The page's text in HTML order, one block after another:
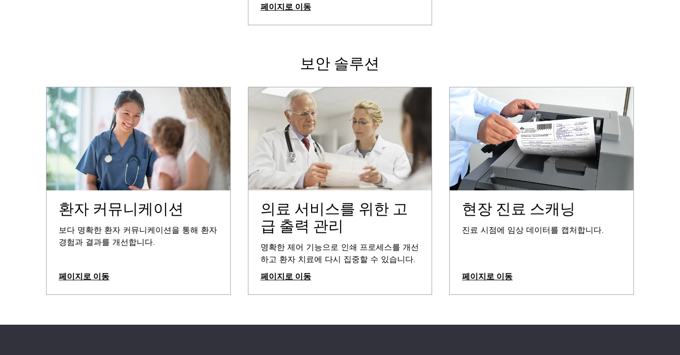
페이지로 이동
보안 솔루션
환자 커뮤니케이션
보다 명확한 환자 커뮤니케이션을 통해 환자
경험과 결과를 개선합니다.
페이지로 이동
의료 서비스를 위한 고
급 출력 관리
명확한 제어 기능으로 인쇄 프로세스를 개선
하고 환자 치료에 다시 집중할 수 있습니다.
페이지로 이동
현장 진료 스캐닝
진료 시점에 임상 데이터를 캡처합니다.
페이지로 이동